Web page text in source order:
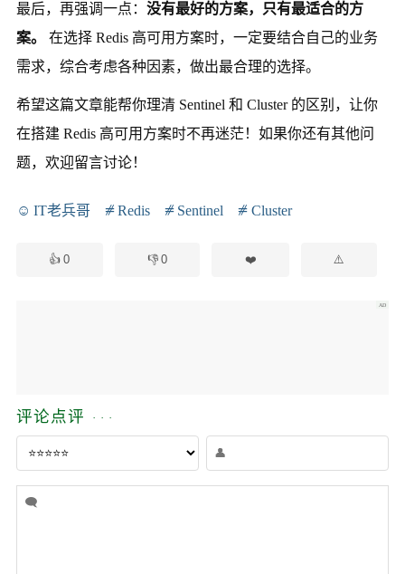
最后，再强调一点： 没有最好的方案，只有最适合的方
案。
在选择 Redis 高可用方案时，一定要结合自己的业务
需求，综合考虑各种因素，做出最合理的选择。
希望这篇文章能帮你理清 Sentinel 和 Cluster 的区别，让你
在搭建 Redis 高可用方案时不再迷茫！如果你还有其他问
题，欢迎留言讨论！
IT老兵哥 Redis Sentinel Cluster
0 0
评论点评